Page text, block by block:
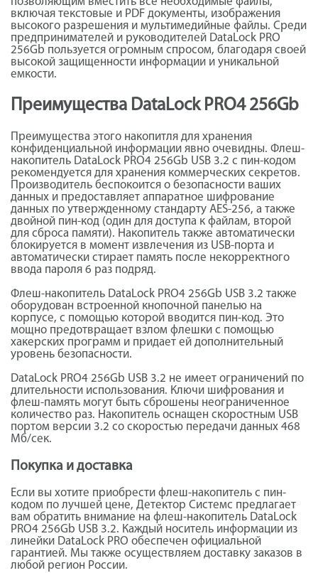
включая текстовые и PDF документы, изображения
высокого разрешения и мультимедийные файлы. Среди
предпринимателей и руководителей DataLock PRO
256Gb пользуется огромным спросом, благодаря своей
высокой защищенности информации и уникальной
емкости.
Преимущества DataLock PRO4 256Gb
Преимущества этого накопитля для хранения
конфиденциальной информации явно очевидны. Флеш-
накопитель DataLock PRO4 256Gb USB 3.2 с пин-кодом
рекомендуется для хранения коммерческих секретов.
Производитель беспокоится о безопасности ваших
данных и предоставляет аппаратное шифрование
данных по утвержденному стандарту AES-256, а также
двойной пин-код (один для доступа к файлам, второй
для сброса памяти). Накопитель также автоматически
блокируется в момент извлечения из USB-порта и
автоматически стирает память после некорректного
ввода пароля 6 раз подряд.
Флеш-накопитель DataLock PRO4 256Gb USB 3.2 также
оборудован встроенной кнопочной панелью на
корпусе, с помощью которой вводится пин-код. Это
мощно предотвращает взлом флешки с помощью
хакерских программ и придает ей дополнительный
уровень безопасности.
DataLock PRO4 256Gb USB 3.2 не имеет ограничений по
длительности использования. Ключи шифрования и
флеш-память могут быть сброшены неограниченное
количество раз. Накопитель оснащен скоростным USB
портом версии 3.2 со скоростью передачи данных 468
Мб/сек.
Покупка и доставка
Если вы хотите приобрести флеш-накопитель с пин-
кодом по лучшей цене, Детектор Системс предлагает
вам обратить внимание на флеш-накопитель DataLock
PRO4 256Gb USB 3.2. Каждый носитель информации из
линейки DataLock PRO обеспечен официальной
гарантией. Мы также осуществляем доставку заказов в
любой регион России.